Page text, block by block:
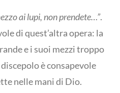
ai lupi, non prendete…”.
di quest’altra opera: la
e i suoi mezzi troppo
è consapevole
nelle mani di Dio.